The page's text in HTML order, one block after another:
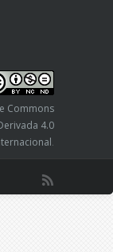
Commons
4.0